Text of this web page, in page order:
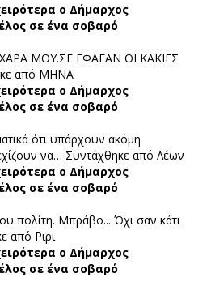
ο Δήμαρχος
σε ένα σοβαρό
ΜΟΥ.ΣΕ ΕΦΑΓΑΝ ΟΙ ΚΑΚΙΕΣ
από ΜΗΝΑ
ο Δήμαρχος
σε ένα σοβαρό
ότι υπάρχουν ακόμη
να… Συντάχθηκε από Λέων
ο Δήμαρχος
σε ένα σοβαρό
πολίτη. Μπράβο... Όχι σαν κάτι
από Ριρι
ο Δήμαρχος
σε ένα σοβαρό